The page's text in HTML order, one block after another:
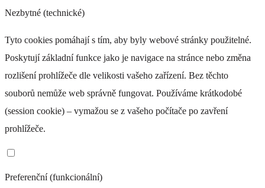
Nezbytné (technické)
Tyto cookies pomáhají s tím, aby byly webové stránky použitelné.
Poskytují základní funkce jako je navigace na stránce nebo změna
rozlišení prohlížeče dle velikosti vašeho zařízení. Bez těchto
souborů nemůže web správně fungovat. Používáme krátkodobé
(session cookie) – vymažou se z vašeho počítače po zavření
prohlížeče.
Preferenční (funkcionální)